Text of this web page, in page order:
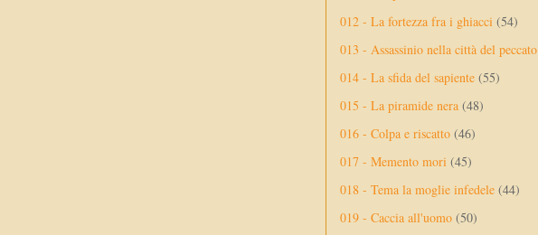
012 - La fortezza fra i ghiacci (54)
013 - Assassinio nella città del peccato
014 - La sfida del sapiente (55)
015 - La piramide nera (48)
016 - Colpa e riscatto (46)
017 - Memento mori (45)
018 - Tema la moglie infedele (44)
019 - Caccia all'uomo (50)